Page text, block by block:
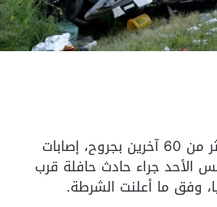
قُتل شخص وأصيب أكثر من 60 آخرين بجروح، إصابات
جراء حادث حافلة قرب
وفق ما أعلنت الشرطة.